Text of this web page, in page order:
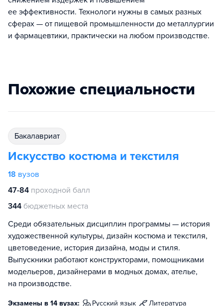
ее эффективности. Технологи нужны в самых разных
сферах — от пищевой промышленности до металлургии
и фармацевтики, практически на любом производстве.
Похожие специальности
бакалавриат
Искусство костюма и текстиля
18 вузов
47-84 проходной балл
344 бюджетных места
Среди обязательных дисциплин программы — история
художественной культуры, дизайн костюма и текстиля,
цветоведение, история дизайна, моды и стиля.
Выпускники работают конструкторами, помощниками
модельеров, дизайнерами в модных домах, ателье,
на производстве.
Экзамены в 14 вузах: русский язык
литература